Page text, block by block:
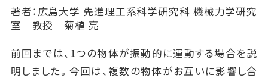
著者：広島大学 先進理工系科学研究科 機械力学研究
室 教授 菊植 亮
前回までは、1つの物体が振動的に運動する場合を説
明しました。今回は、複数の物体がお互いに影響し合